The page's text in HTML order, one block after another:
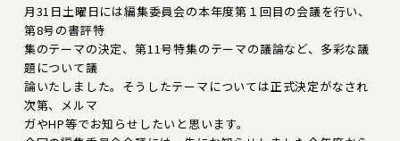
月31日土曜日には編集委員会の本年度第１回目の会議を行い、
第8号の書評特
集のテーマの決定、第11号特集のテーマの議論など、多彩な議
題について議
論いたしました。そうしたテーマについては正式決定がなされ
次第、メルマ
ガやHP等でお知らせしたいと思います。